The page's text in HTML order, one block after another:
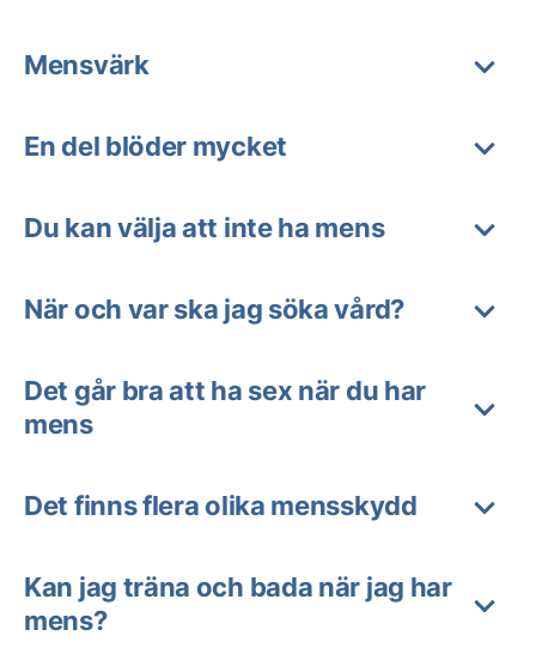
Mensvärk
En del blöder mycket
Du kan välja att inte ha mens
När och var ska jag söka vård?
Det går bra att ha sex när du har
mens
Det finns flera olika mensskydd
Kan jag träna och bada när jag har
mens?